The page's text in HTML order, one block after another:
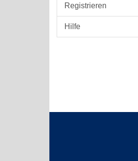
Registrieren
Hilfe